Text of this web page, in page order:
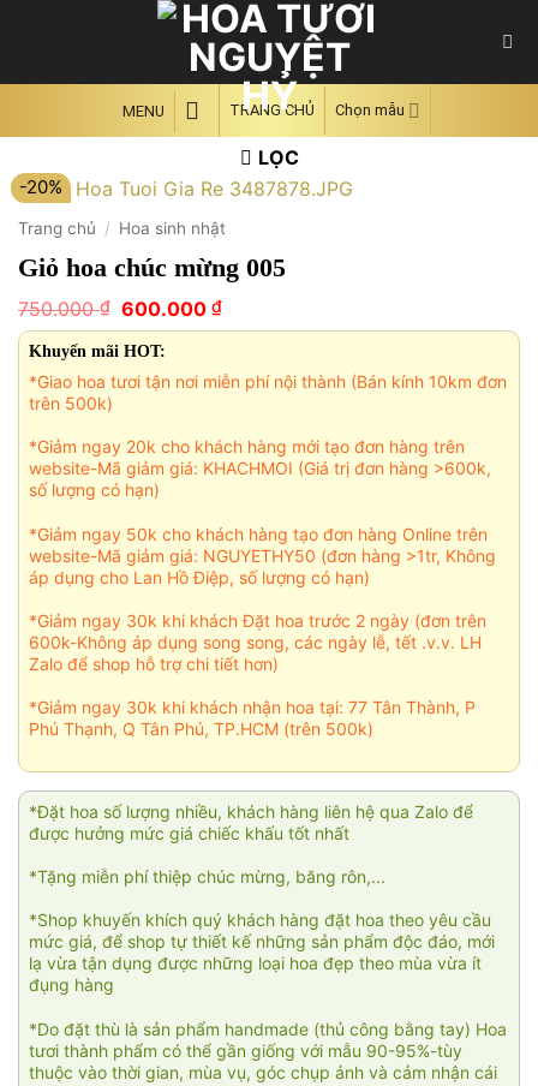
MENU TRANG CHỦ Chọn mẫu
LỌC
-20%
Trang chủ / Hoa sinh nhật
Giỏ hoa chúc mừng 005
750.000₫ Giá
gốc
là:
750.000 ₫.
600.000 ₫Giá
hiện
600.000 ₫.
Khuyến mãi HOT:
*Giao hoa tươi tận nơi miễn phí nội thành (Bán kính 10km đơn
trên 500k)
*Giảm ngay 20k cho khách hàng mới tạo đơn hàng trên
website-Mã giảm giá: KHACHMOI (Giá trị đơn hàng >600k,
số lượng có hạn)
*Giảm ngay 50k cho khách hàng tạo đơn hàng Online trên
website-Mã giảm giá: NGUYETHY50 (đơn hàng >1tr, Không
áp dụng cho Lan Hồ Điệp, số lượng có hạn)
*Giảm ngay 30k khi khách Đặt hoa trước 2 ngày (đơn trên
600k-Không áp dụng song song, các ngày lễ, tết .v.v. LH
Zalo để shop hỗ trợ chi tiết hơn)
*Giảm ngay 30k khi khách nhận hoa tại: 77 Tân Thành, P
Phú Thạnh, Q Tân Phú, TP.HCM (trên 500k)
*Đặt hoa số lượng nhiều, khách hàng liên hệ qua Zalo để
được hưởng mức giá chiếc khấu tốt nhất
*Tặng miễn phí thiệp chúc mừng, băng rôn,...
*Shop khuyến khích quý khách hàng đặt hoa theo yêu cầu
mức giá, để shop tự thiết kế những sản phẩm độc đáo, mới
lạ vừa tận dụng được những loại hoa đẹp theo mùa vừa ít
đụng hàng
*Do đặt thù là sản phẩm handmade (thủ công bằng tay) Hoa
tươi thành phẩm có thể gần giống với mẫu 90-95%-tùy
thuộc vào thời gian, mùa vụ, góc chụp ảnh và cảm nhận cái